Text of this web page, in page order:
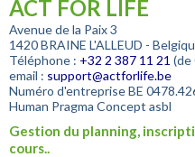
ACT FOR LIFE
Avenue de la Paix 3
1420 BRAINE L'ALLEUD -
Téléphone : +32 2 387 11 21 (de
email : support@actforlife.be
Numéro d'entrepriseBE
Human Pragma Concept asbl
Gestion du planning,
cours..